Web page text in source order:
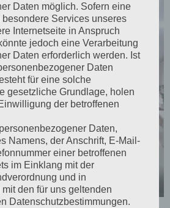
Kanarien 1
Daten möglich. Sofern eine
besondere Services unseres
Internetseite in Anspruch
jedoch eine Verarbeitung
Daten erforderlich werden. Ist
Daten
für eine solche
gesetzliche Grundlage, holen
der betroffenen
Daten,
Namens, der Anschrift, E-Mail-
einer betroffenen
im Einklang mit der
und in
den für uns geltenden
Datenschutzbestimmungen.